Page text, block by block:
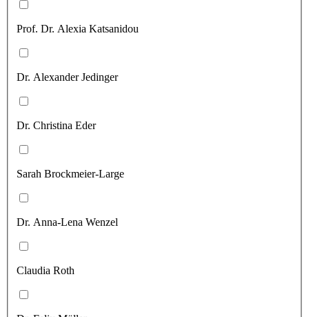
Prof. Dr. Alexia Katsanidou
Dr. Alexander Jedinger
Dr. Christina Eder
Sarah Brockmeier-Large
Dr. Anna-Lena Wenzel
Claudia Roth